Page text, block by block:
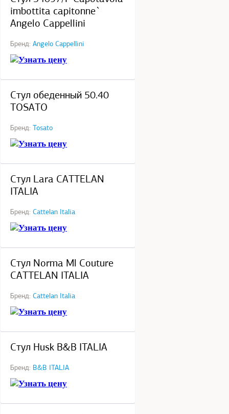
imbottita capitonne`
Angelo Cappellini
Бренд: Angelo Cappellini
Узнать цену
Стул обеденный 50.40
TOSATO
Бренд: Tosato
Узнать цену
Стул Lara CATTELAN
ITALIA
Бренд: Cattelan Italia
Узнать цену
Стул Norma Ml Couture
CATTELAN ITALIA
Бренд: Cattelan Italia
Узнать цену
Стул Husk B&B ITALIA
Бренд: B&B ITALIA
Узнать цену